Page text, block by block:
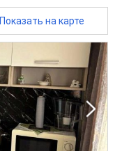
Показать на карте